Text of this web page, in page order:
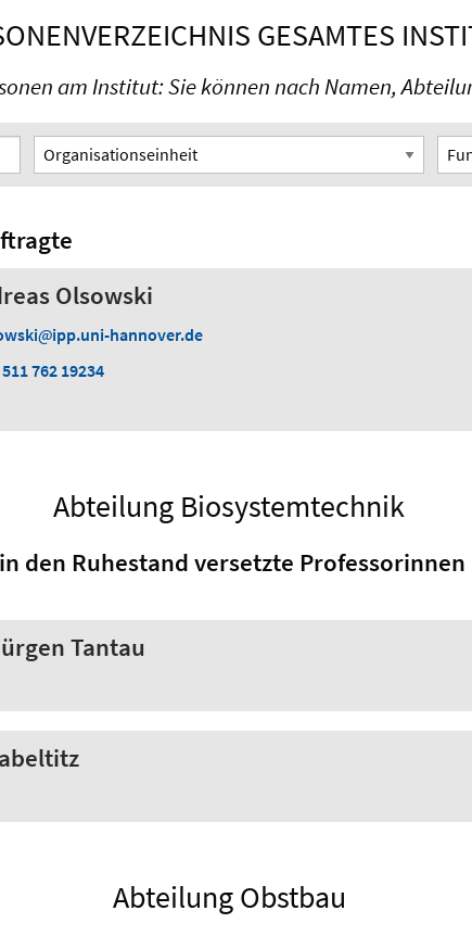
GESAMTES
am Institut: Sie können nach Namen,
Organisationseinheit
Olsowski
ipp.uni-hannover.de
762 19234
Abteilung Biosystemtechnik
den Ruhestand versetzte Professorinnen
Tantau
Abteilung Obstbau